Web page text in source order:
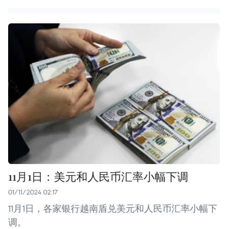
11月1日：美元和人民币汇率小幅下调
01/11/2024 02:17
11月1日，各家银行越南盾兑美元和人民币汇率小幅下
调。